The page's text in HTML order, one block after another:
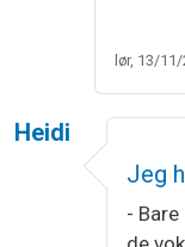
lør, 13/
Heidi
Jeg
-